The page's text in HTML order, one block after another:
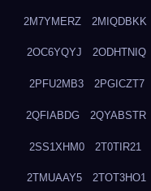
2M7YMERZ 2MIQDBKK
2OC6YQYJ 2ODHTNIQ
2PFU2MB3 2PGICZT7
2QFIABDG 2QYABSTR
2SS1XHM0 2T0TIR21
2TMUAAY5 2TOT3HO1